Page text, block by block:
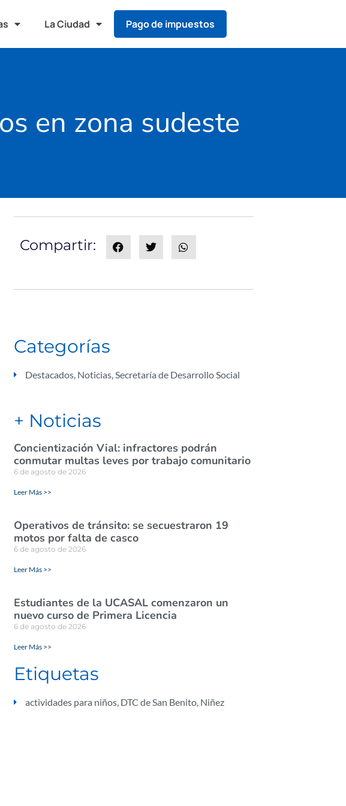
La Ciudad Pago de impuestos
en zona sudeste
Compartir:
Categorías
Destacados, Noticias,Secretaría de Desarrollo Social
+ Noticias
Concientización Vial: infractores podrán
conmutar multas leves por trabajo comunitario
6 de agosto de 2026
Leer Más >>
Operativos de tránsito: se secuestraron 19
motos por falta de casco
6 de agosto de 2026
Leer Más >>
Estudiantes de la UCASAL comenzaron un
nuevo curso de Primera Licencia
6 de agosto de 2026
Leer Más >>
Etiquetas
actividades para niños, DTC de San Benito, Niñez